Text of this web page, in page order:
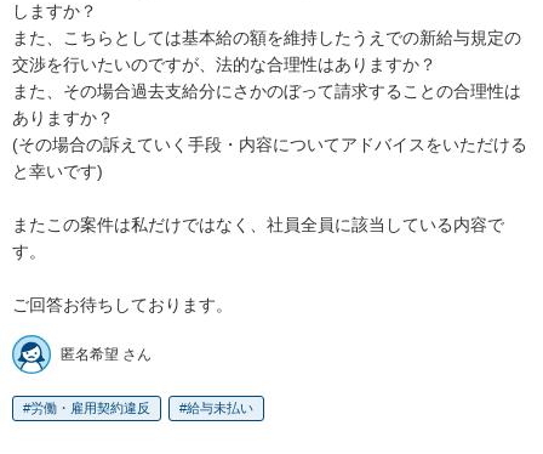
しますか？
また、こちらとしては基本給の額を維持したうえでの新給与規定の
交渉を行いたいのですが、法的な合理性はありますか？
また、その場合過去支給分にさかのぼって請求することの合理性は
ありますか？
(その場合の訴えていく手段・内容についてアドバイスをいただける
と幸いです)
またこの案件は私だけではなく、社員全員に該当している内容で
す。
ご回答お待ちしております。
匿名希望 さん
労働・雇用契約違反 給与未払い